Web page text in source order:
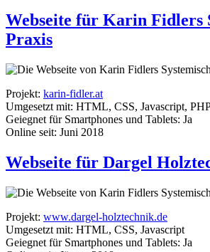
Webseite für Karin Fidlers
Praxis
Projekt: karin-fidler.at
Umgesetzt mit: HTML, CSS, Javascript,
Geiegnet für Smartphones und Tablets: Ja
Online seit: Juni 2018
Webseite für Dargel
Projekt: www.dargel-holztechnik.de
Umgesetzt mit: HTML, CSS, Javascript
Geiegnet für Smartphones und Tablets: Ja